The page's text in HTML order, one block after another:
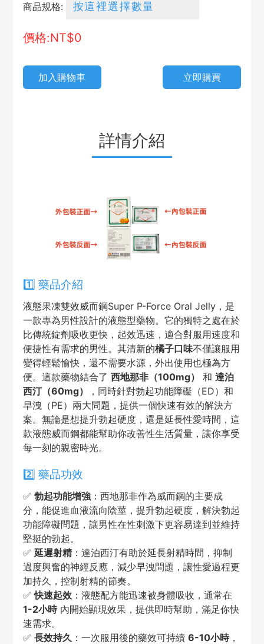
商品规格:
價格:NT$0
加入購物車 立即購買
詳情介紹
1️⃣ 藥品介紹
液態果凍雙效威而鋼Super P-Force Oral Jelly，是
一款專為男性設計的液態型藥物。它的獨特之處在於
比傳統錠劑吸收更快，起效迅速，適合對服用速度和
便捷性有需求的男性。其清新的橘子口味不僅讓服用
變得輕鬆愉快，還不需要水源，外出使用也極為方
便。這款藥物結合了 西地那非（100mg） 和 達泊
西汀（60mg）
，同時針對勃起功能障礙（ED）和
早洩（PE）兩大問題，提供一個快速有效的解決方
案。無論是想提升勃起硬度，還是延長性愛時間，這
款液態威而鋼都能幫助你改善性生活質量，讓你享受
每一刻的親密時光。
2️⃣ 藥品功效
✅ 勃起功能增強：西地那非作為威而鋼的主要成
分，能促進血液流向陰莖，提升勃起硬度，解決勃起
功能障礙問題，讓男性在性刺激下更容易達到並維持
堅挺的勃起。
✅ 延遲射精：達泊西汀有助於延長射精時間，抑制
過度興奮的神經反應，減少早洩問題，讓性愛過程更
加持久，控制射精的節奏。
✅快速起效：液態配方能迅速被身體吸收，通常在
1-2小時內開始顯現效果，提供即時幫助，滿足你快
速需求。
✅ 長效持久 ：一次服用後的藥效可持續 6-10小時，